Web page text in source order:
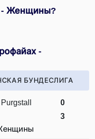
- Женщины?
-
БУНДЕСЛИГА
0
3